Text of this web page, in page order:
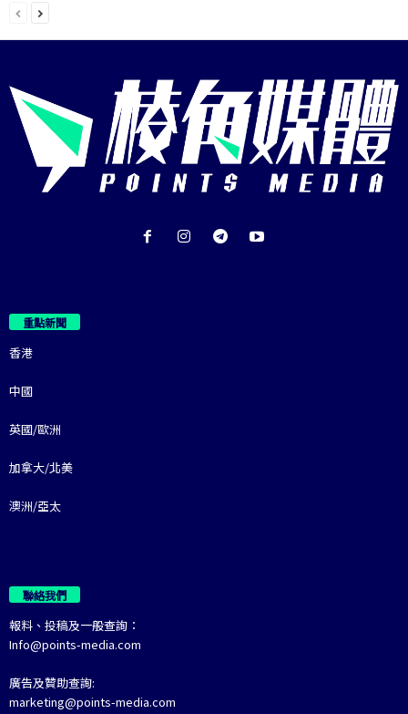
重點新聞
香港
中國
英國/歐洲
加拿大/北美
澳洲/亞太
聯絡我們
報料、投稿及一般查詢：
Info@points-media.com
廣告及贊助查詢:
marketing@points-media.com